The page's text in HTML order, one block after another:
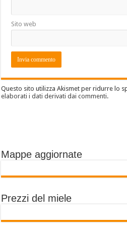
Sito web
Questo sito utilizza Akismet per ridurre lo
elaborati i dati derivati dai commenti.
Mappe aggiornate
Prezzi del miele